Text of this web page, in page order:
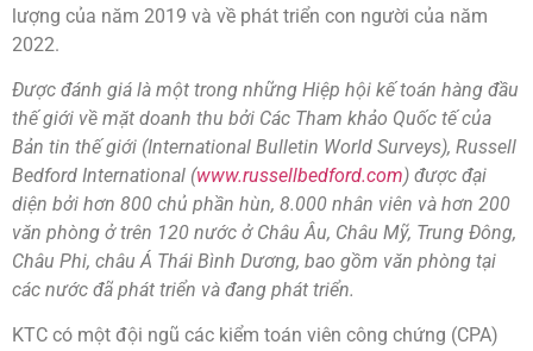
lượng của năm 2019 và về phát triển con người của năm
2022.
Được đánh giá là một trong những Hiệp hội kế toán hàng đầu
thế giới về mặt doanh thu bởi Các Tham khảo Quốc tế của
Bản tin thế giới (International Bulletin World Surveys), Russell
Bedford International (www.russellbedford.com) được đại
diện bởi hơn 800 chủ phần hùn, 8.000 nhân viên và hơn 200
văn phòng ở trên 120 nước ở Châu Âu, Châu Mỹ, Trung Đông,
Châu Phi, châu Á Thái Bình Dương, bao gồm văn phòng tại
các nước đã phát triển và đang phát triển.
KTC có một đội ngũ các kiểm toán viên công chứng (CPA)